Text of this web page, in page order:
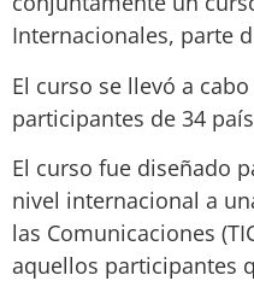
Internacionales, parte
El curso se llevó a
participantes de 34
El curso fue diseñado
nivel internacional a
las Comunicaciones
aquellos participantes